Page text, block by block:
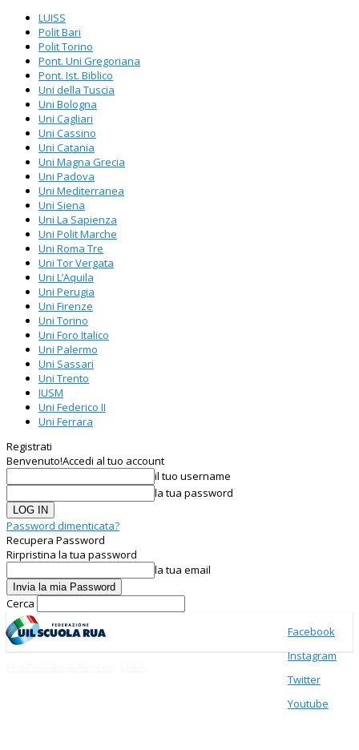
LUISS
Polit Bari
Polit Torino
Pont. Uni Gregoriana
Pont. Ist. Biblico
Uni della Tuscia
Uni Bologna
Uni Cagliari
Uni Cassino
Uni Catania
Uni Magna Grecia
Uni Padova
Uni Mediterranea
Uni Siena
Uni La Sapienza
Uni Polit Marche
Uni Roma Tre
Uni Tor Vergata
Uni L’Aquila
Uni Perugia
Uni Firenze
Uni Torino
Uni Foro Italico
Uni Palermo
Uni Sassari
Uni Trento
IUSM
Uni Federico II
Uni Ferrara
Registrati
Benvenuto!Accedi al tuo account
il tuo username
la tua password
Password dimenticata?
Recupera Password
Rirpristina la tua password
la tua email
Cerca
Facebook
Instagram
Twitter
Youtube